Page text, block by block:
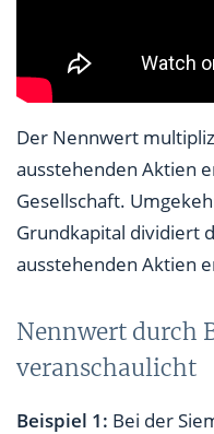
Der Nennwert
ausstehenden Aktien
Gesellschaft.
Grundkapital dividiert
ausstehenden Aktien
Nennwert durch
veranschaulicht
Beispiel 1: Bei der